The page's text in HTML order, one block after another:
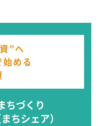
”へ
める
ちづくり
まちシェア）